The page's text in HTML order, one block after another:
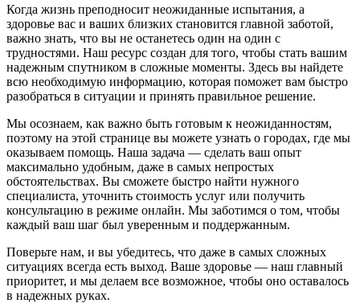
Когда жизнь преподносит неожиданные испытания, а
здоровье вас и ваших близких становится главной заботой,
важно знать, что вы не останетесь один на один с
трудностями. Наш ресурс создан для того, чтобы стать вашим
надежным спутником в сложные моменты. Здесь вы найдете
всю необходимую информацию, которая поможет вам быстро
разобраться в ситуации и принять правильное решение.
Мы осознаем, как важно быть готовым к неожиданностям,
поэтому на этой странице вы можете узнать о городах, где мы
оказываем помощь. Наша задача — сделать ваш опыт
максимально удобным, даже в самых непростых
обстоятельствах. Вы сможете быстро найти нужного
специалиста, уточнить стоимость услуг или получить
консультацию в режиме онлайн. Мы заботимся о том, чтобы
каждый ваш шаг был уверенным и поддержанным.
Поверьте нам, и вы убедитесь, что даже в самых сложных
ситуациях всегда есть выход. Ваше здоровье — наш главный
приоритет, и мы делаем все возможное, чтобы оно оставалось
в надежных руках.